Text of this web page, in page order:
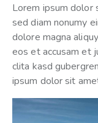
Lorem ipsum dolor
sed diam nonumy
dolore magna
eos et accusam et
clita kasd
ipsum dolor sit